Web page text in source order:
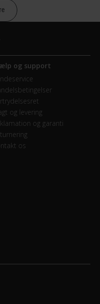
Til rytteren, der
og maksimal watt-kraft
aerodynamisk
BR-RS505
og support
og levering
og garanti
os